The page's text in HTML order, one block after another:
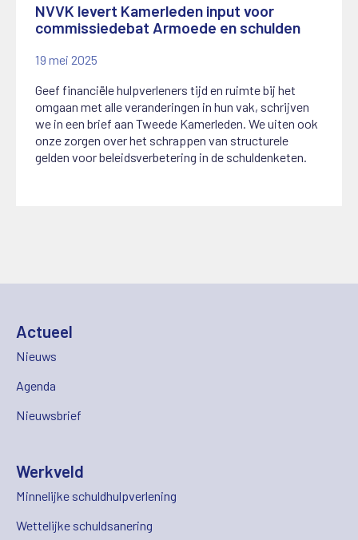
NVVK levert Kamerleden input voor
commissiedebat Armoede en schulden
19 mei 2025
Geef financiële hulpverleners tijd en ruimte bij het
omgaan met alle veranderingen in hun vak, schrijven
we in een brief aan Tweede Kamerleden. We uiten ook
onze zorgen over het schrappen van structurele
gelden voor beleidsverbetering in de schuldenketen.
Actueel
Nieuws
Agenda
Nieuwsbrief
Werkveld
Minnelijke schuldhulpverlening
Wettelijke schuldsanering